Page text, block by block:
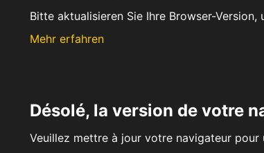
Bitte aktualisieren Sie Ihre Browser-
Mehr erfahren
Désolé, la version de votre
Veuillez mettre à jour votre navigateur